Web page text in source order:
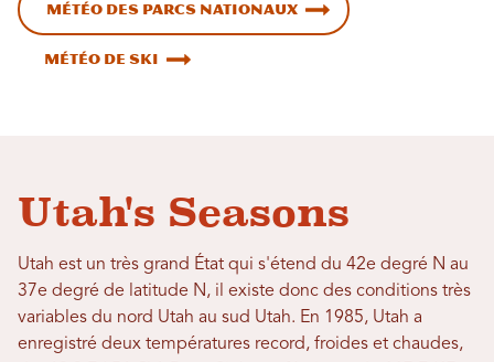
Météo des parcs nationaux
Météo de ski
Utah's Seasons
Utah est un très grand État qui s'étend du 42e degré N au
37e degré de latitude N, il existe donc des conditions très
variables du nord Utah au sud Utah. En 1985, Utah a
enregistré deux températures record, froides et chaudes,